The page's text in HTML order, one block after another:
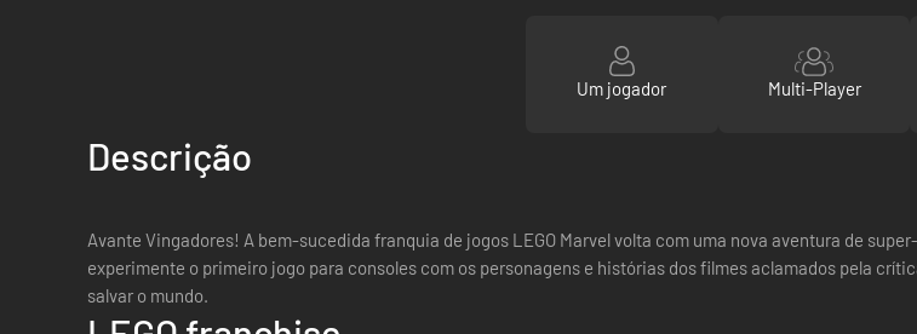
Um jogador Multi-Player
Descrição
Avante Vingadores! A bem-sucedida franquia de jogos LEGO Marvel volta com uma nova aventura de
experimente o primeiro jogo para consoles com os personagens e histórias dos filmes aclamados pela
salvar o mundo.